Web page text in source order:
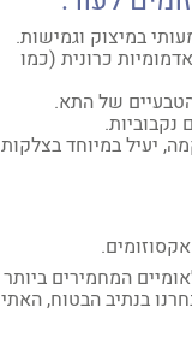
במיצוק וגמישות.
כרונית (כמו
של התא.
במיוחד בצלקות
בנתיב הבטוח, האתי